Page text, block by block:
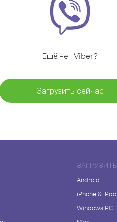
Ещё нет Viber?
Загрузить сейчас
ЗАГРУЗИТЬ
Android
iPhone & iPad
Windows PC